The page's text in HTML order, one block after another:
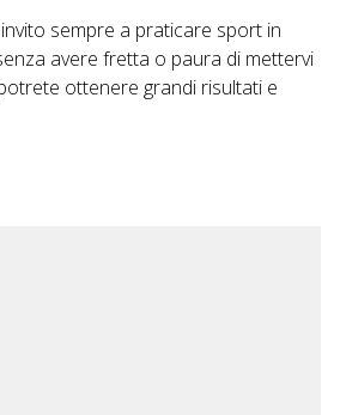
sempre a praticare sport in
avere fretta o paura di mettervi
ottenere grandi risultati e